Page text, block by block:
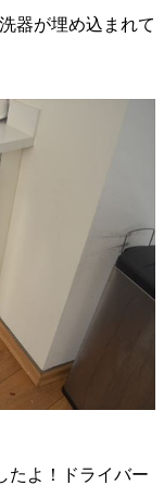
器が埋め込まれて
たよ！ドライバー